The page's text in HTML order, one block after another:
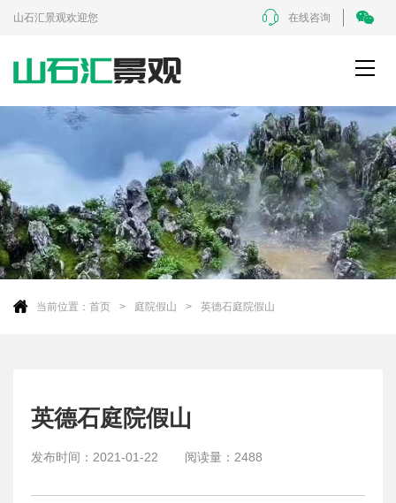
山石汇景观欢迎您 在线咨询
当前位置： 首页 庭院假山 英德石庭院假山
英德石庭院假山
发布时间： 2021-01-22 阅读量： 2488